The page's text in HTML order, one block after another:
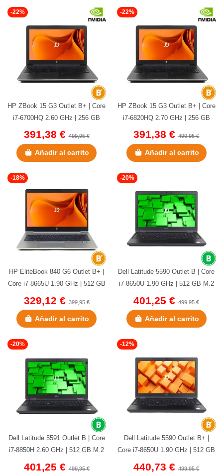
-22%
HP ZBook 15 G3 Outlet B+ | Core
i7-6700HQ 2.60 GHz | 256 GB
NVMe | 32 GB DDR4 | 15,6" |...
391,38 €499,95 €
Añadir al carrito
-22%
HP ZBook 15 G3 Outlet B+ | Core
i7-6820HQ 2.70 GHz | 256 GB
NVMe | 32 GB DDR4 | 15,6" |...
391,38 €499,95 €
Añadir al carrito
-18%
HP EliteBook 840 G6 Outlet B+ |
Core i7-8665U 1.90 GHz | 512 GB
NVMe | 16 GB DDR4 | 14"...
329,12 €399,95 €
Añadir al carrito
-20%
Dell Latitude 5590 Outlet B | Core
i7-8650U 1.90 GHz | 512 GB M.2
SSD | 16 GB DDR4 |...
401,25 €499,95 €
Añadir al carrito
-20%
Dell Latitude 5591 Outlet B | Core
i7-8850H 2.60 GHz | 512 GB M.2
SSD | 16 GB DDR4 |...
401,25 €499,95 €
-12%
Dell Latitude 5590 Outlet B+ |
Core i7-8650U 1.90 GHz | 512 GB
M.2 SSD | 16 GB DDR4 |...
440,73 €499,95 €